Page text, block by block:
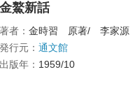
金鰲新話
著者： 金時習 原著/ 李家源
発行元： 通文館
出版年： 1959/10